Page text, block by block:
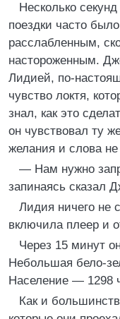
Несколько
поездки часто
расслабленным,
настороженным.
Лидией, по-
чувство локтя,
знал, как это
он чувствовал ту
желания и слова не
— Нам нужно
запинаясь сказал
Лидия ничего не
включила плеер и
Через 15 минут
Небольшая бело-
Население — 1298
Как и